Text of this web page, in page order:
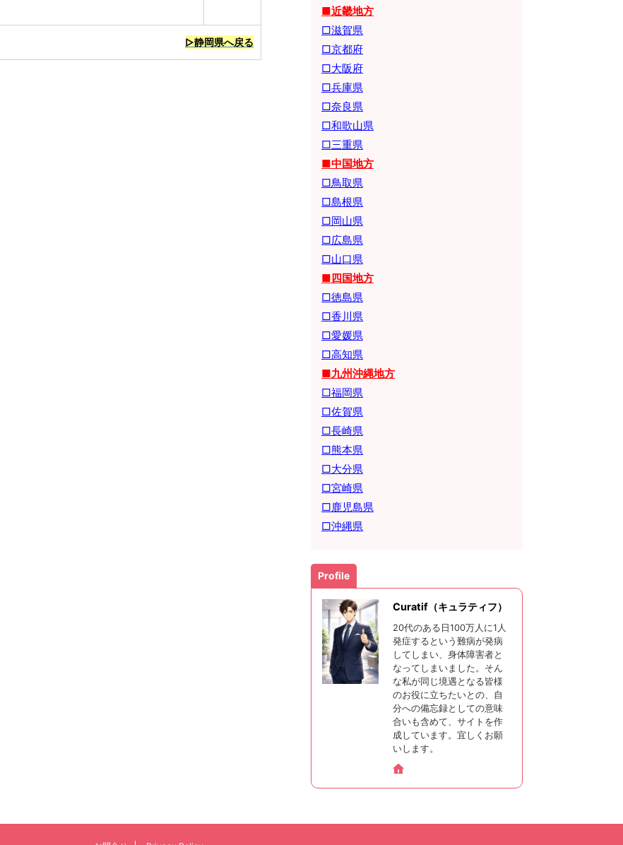
▷静岡県へ戻る
■近畿地方
□滋賀県
□京都府
□大阪府
□兵庫県
□奈良県
□和歌山県
□三重県
■中国地方
□鳥取県
□島根県
□岡山県
□広島県
□山口県
■四国地方
□徳島県
□香川県
□愛媛県
□高知県
■九州沖縄地方
□福岡県
□佐賀県
□長崎県
□熊本県
□大分県
□宮崎県
□鹿児島県
□沖縄県
Profile
Curatif（キュラティフ）
20代のある日100万人に1人
発症するという難病が発病
してしまい、身体障害者と
なってしまいました。そん
な私が同じ境遇となる皆様
のお役に立ちたいとの、自
分への備忘録としての意味
合いも含めて、サイトを作
成しています。宜しくお願
いします。